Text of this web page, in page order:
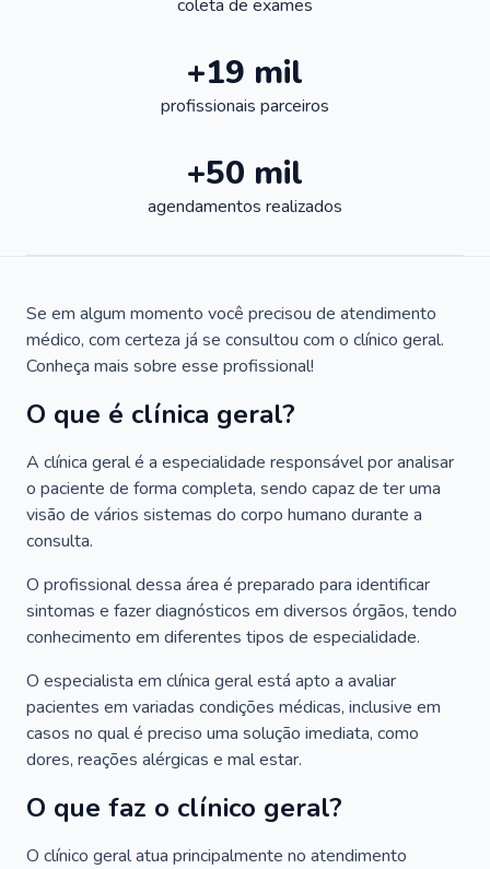
coleta de exames
+19 mil
profissionais parceiros
+50 mil
agendamentos realizados
Se em algum momento você precisou de atendimento
médico, com certeza já se consultou com o clínico geral.
Conheça mais sobre esse profissional!
O que é clínica geral?
A clínica geral é a especialidade responsável por analisar
o paciente de forma completa, sendo capaz de ter uma
visão de vários sistemas do corpo humano durante a
consulta.
O profissional dessa área é preparado para identificar
sintomas e fazer diagnósticos em diversos órgãos, tendo
conhecimento em diferentes tipos de especialidade.
O especialista em clínica geral está apto a avaliar
pacientes em variadas condições médicas, inclusive em
casos no qual é preciso uma solução imediata, como
dores, reações alérgicas e mal estar.
O que faz o clínico geral?
O clínico geral atua principalmente no atendimento